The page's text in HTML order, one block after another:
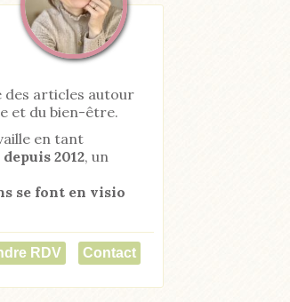
des articles autour
et du bien-être.
en tant
depuis 2012, un
se font en visio
RDV Contact